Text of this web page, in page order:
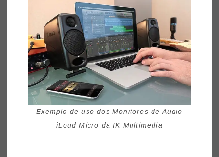
Exemplo de uso dos Monitores de Audio
iLoud Micro da IK Multimedia